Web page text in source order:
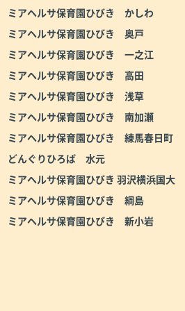
ミアヘルサ保育園ひびき かしわ
ミアヘルサ保育園ひびき 奥戸
ミアヘルサ保育園ひびき 一之江
ミアヘルサ保育園ひびき 高田
ミアヘルサ保育園ひびき 浅草
ミアヘルサ保育園ひびき 南加瀬
ミアヘルサ保育園ひびき 練馬春日町
どんぐりひろば 水元
ミアヘルサ保育園ひびき 羽沢横浜国大
ミアヘルサ保育園ひびき 綱島
ミアヘルサ保育園ひびき 新小岩